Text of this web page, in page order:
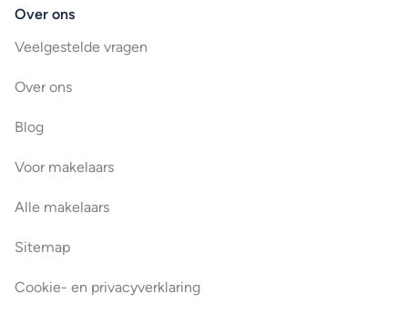
Over ons
Veelgestelde vragen
Over ons
Blog
Voor makelaars
Alle makelaars
Sitemap
Cookie- en privacyverklaring